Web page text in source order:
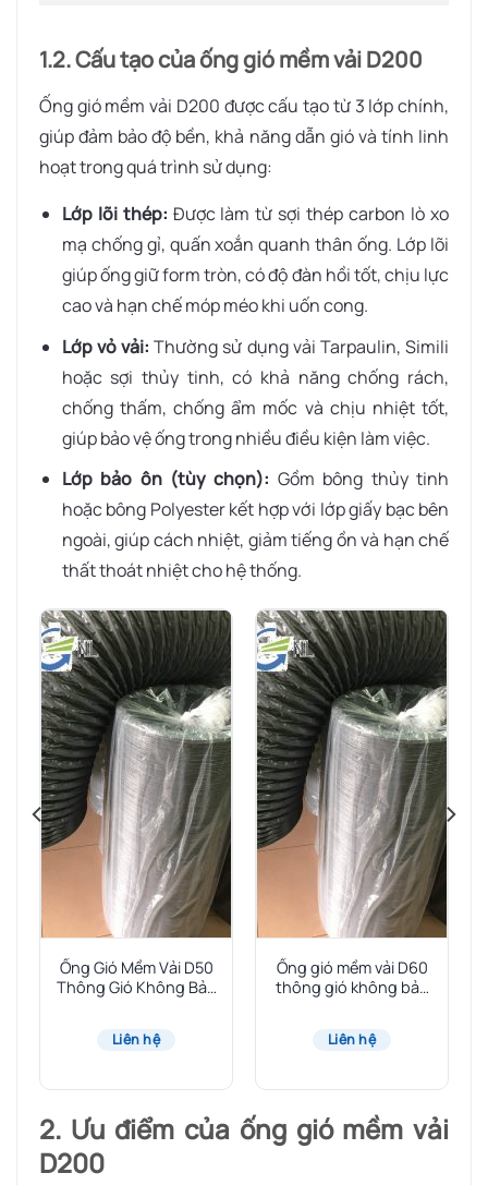
1.2. Cấu tạo của ống gió mềm vải D200
Ống gió mềm vải D200 được cấu tạo từ 3 lớp chính,
giúp đảm bảo độ bền, khả năng dẫn gió và tính linh
hoạt trong quá trình sử dụng:
Lớp lõi thép: Được làm từ sợi thép carbon lò xo
mạ chống gỉ, quấn xoắn quanh thân ống. Lớp lõi
giúp ống giữ form tròn, có độ đàn hồi tốt, chịu lực
cao và hạn chế móp méo khi uốn cong.
Lớp vỏ vải: Thường sử dụng vải Tarpaulin, Simili
hoặc sợi thủy tinh, có khả năng chống rách,
chống thấm, chống ẩm mốc và chịu nhiệt tốt,
giúp bảo vệ ống trong nhiều điều kiện làm việc.
Lớp bảo ôn (tùy chọn): Gồm bông thủy tinh
hoặc bông Polyester kết hợp với lớp giấy bạc bên
ngoài, giúp cách nhiệt, giảm tiếng ồn và hạn chế
thất thoát nhiệt cho hệ thống.
Ống Gió Mềm Vải D50
Thông Gió Không Bảo
Liên hệ
Ống gió mềm vải D60
thông gió không bảo
Liên hệ
2. Ưu điểm của ống gió mềm vải
D200